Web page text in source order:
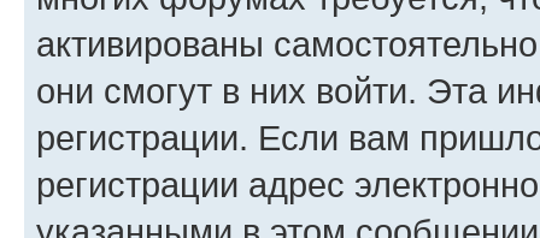
активированы
они смогут в них войти. Эта
регистрации. Если вам
регистрации адрес